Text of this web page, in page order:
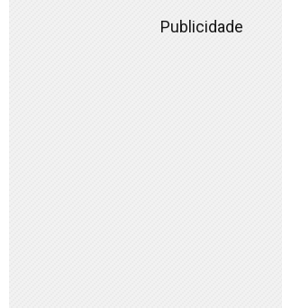
Publicidade